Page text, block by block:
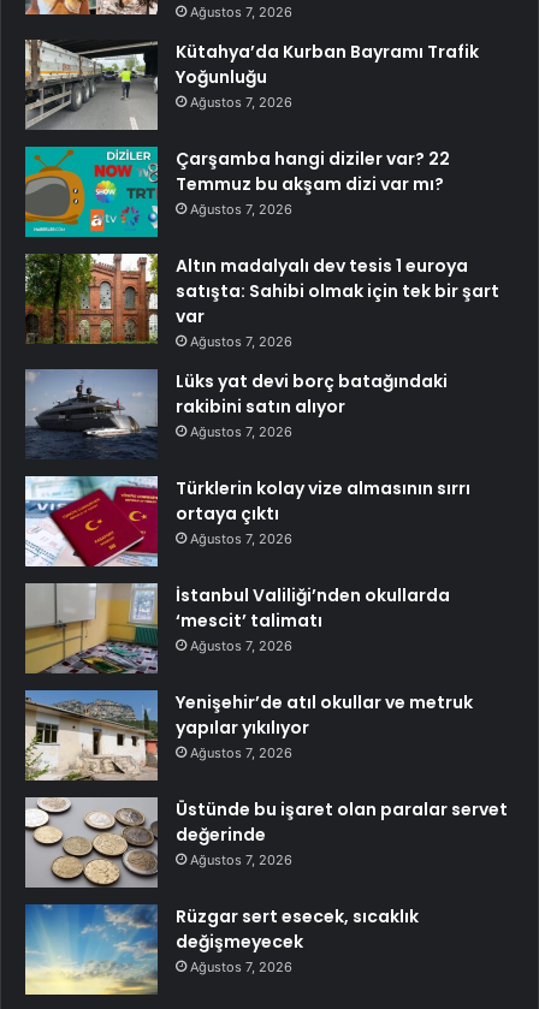
Ağustos 7, 2026
Kütahya’da Kurban Bayramı Trafik
Yoğunluğu
Ağustos 7, 2026
Çarşamba hangi diziler var? 22
Temmuz bu akşam dizi var mı?
Ağustos 7, 2026
Altın madalyalı dev tesis 1 euroya
satışta: Sahibi olmak için tek bir şart
var
Ağustos 7, 2026
Lüks yat devi borç batağındaki
rakibini satın alıyor
Ağustos 7, 2026
Türklerin kolay vize almasının sırrı
ortaya çıktı
Ağustos 7, 2026
İstanbul Valiliği’nden okullarda
‘mescit’ talimatı
Ağustos 7, 2026
Yenişehir’de atıl okullar ve metruk
yapılar yıkılıyor
Ağustos 7, 2026
Üstünde bu işaret olan paralar servet
değerinde
Ağustos 7, 2026
Rüzgar sert esecek, sıcaklık
değişmeyecek
Ağustos 7, 2026